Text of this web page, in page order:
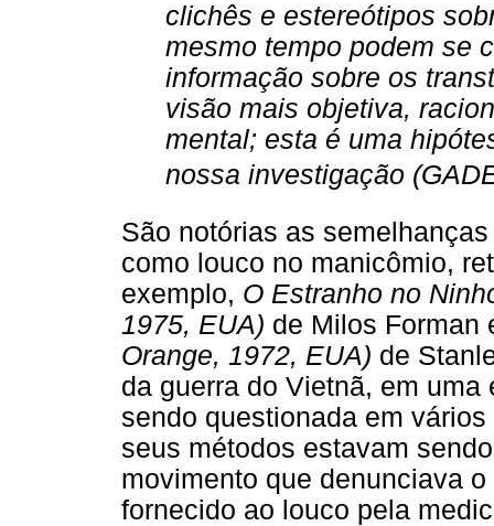
clichês e estereótipos
mesmo tempo podem se
informação sobre os
visão mais objetiva,
mental; esta é uma
nossa investigação
São notórias as
como louco no manicômio,
exemplo, O Estranho no
1975, EUA) de Milos Forman
Orange, 1972, EUA) de
da guerra do Vietnã, em
sendo questionada em
seus métodos estavam
movimento que denunciava
fornecido ao louco pela